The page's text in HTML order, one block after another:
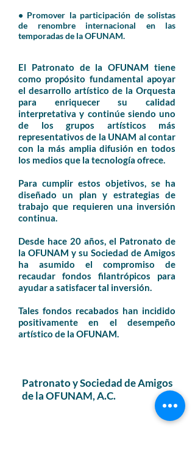
• Promover la participación de solistas
de renombre internacional en las
temporadas de la OFUNAM.
El Patronato de la OFUNAM tiene
como propósito fundamental apoyar
el desarrollo artístico de la Orquesta
para enriquecer su calidad
interpretativa y continúe siendo uno
de los grupos artísticos más
representativos de la UNAM al contar
con la más amplia difusión en todos
los medios que la tecnología ofrece.
Para cumplir estos objetivos, se ha
diseñado un plan y estrategias de
trabajo que requieren una inversión
continua.
Desde hace 20 años, el Patronato de
la OFUNAM y su Sociedad de Amigos
ha asumido el compromiso de
recaudar fondos filantrópicos para
ayudar a satisfacer tal inversión.
Tales fondos recabados han incidido
positivamente en el desempeño
artístico de la OFUNAM.
Patronato y Sociedad de Amigos
de la OFUNAM, A.C.